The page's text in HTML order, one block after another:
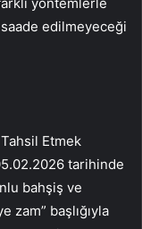
edilmeyeceği
Etmek
tarihinde
bahşiş ve
zam” başlığıyla